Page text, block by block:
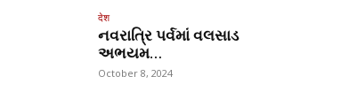
देश
નવરાત્રિ પર્વમાં વલસાડ
અભયમ…
October 8, 2024